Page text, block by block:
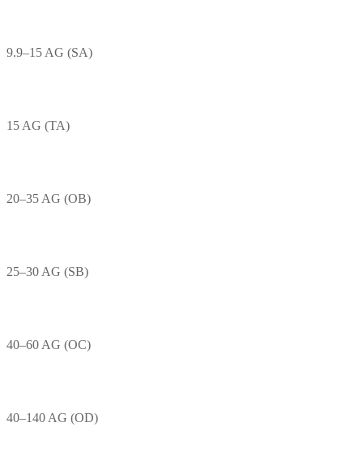
9.9–15 AG (SA)
15 AG (TA)
20–35 AG (OB)
25–30 AG (SB)
40–60 AG (OC)
40–140 AG (OD)